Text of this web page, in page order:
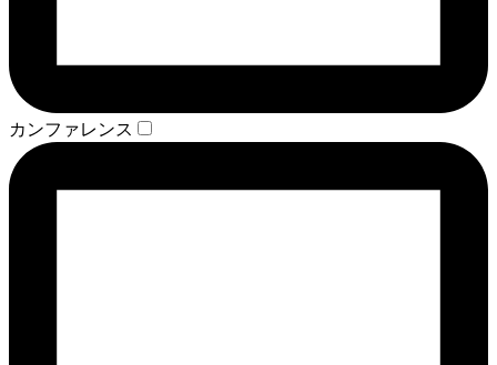
カンファレンス